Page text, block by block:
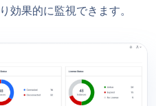
効果的に監視できます。